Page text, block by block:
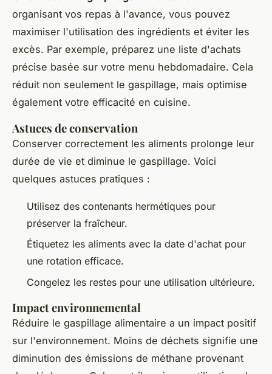
organisant vos repas à l'avance, vous pouvez
maximiser l'utilisation des ingrédients et éviter les
excès. Par exemple, préparez une liste d'achats
précise basée sur votre menu hebdomadaire. Cela
réduit non seulement le gaspillage, mais optimise
également votre efficacité en cuisine.
Astuces de conservation
Conserver correctement les aliments prolonge leur
durée de vie et diminue le gaspillage. Voici
quelques astuces pratiques :
Utilisez des contenants hermétiques pour
préserver la fraîcheur.
Étiquetez les aliments avec la date d'achat pour
une rotation efficace.
Congelez les restes pour une utilisation ultérieure.
Impact environnemental
Réduire le gaspillage alimentaire a un impact positif
sur l'environnement. Moins de déchets signifie une
diminution des émissions de méthane provenant